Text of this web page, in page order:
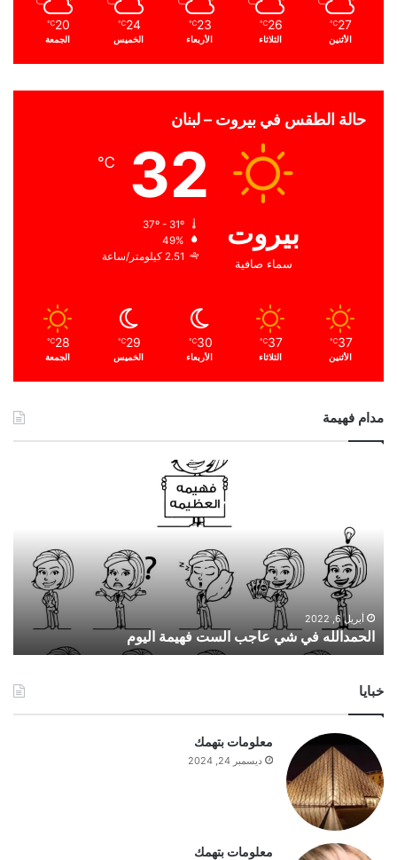
27
℃
الأثنين
26
℃
الثلاثاء
23
℃
الأربعاء
24
℃
الخميس
20
℃
الجمعة
حالة الطقس في بيروت – لبنان
بيروت
سماء صافية
32
℃
49%
2.51 كيلومتر/ساعة
37
℃
الأثنين
37
℃
الثلاثاء
30
℃
الأربعاء
29
℃
الخميس
28
℃
الجمعة
مدام فهيمة
ي
ي
ع
ب
ا
ل
أبريل 6, 2022
الحمدالله في شي عاجب الست فهيمة اليوم
خبايا
معلومات بتهمك
ديسمبر 24, 2024
معلومات بتهمك